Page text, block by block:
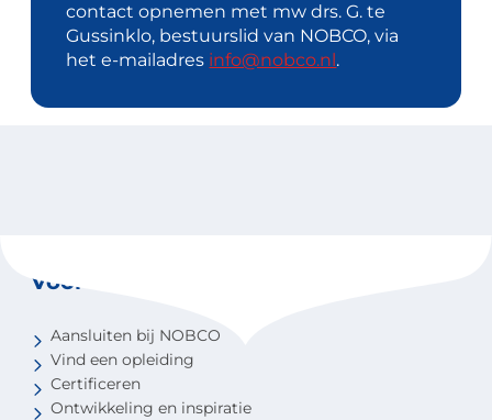
contact opnemen met mw drs. G. te
Gussinklo, bestuurslid van NOBCO, via
het e-mailadres info@nobco.nl.
Voor coaches
Aansluiten bij NOBCO
Vind een opleiding
Certificeren
Ontwikkeling en inspiratie